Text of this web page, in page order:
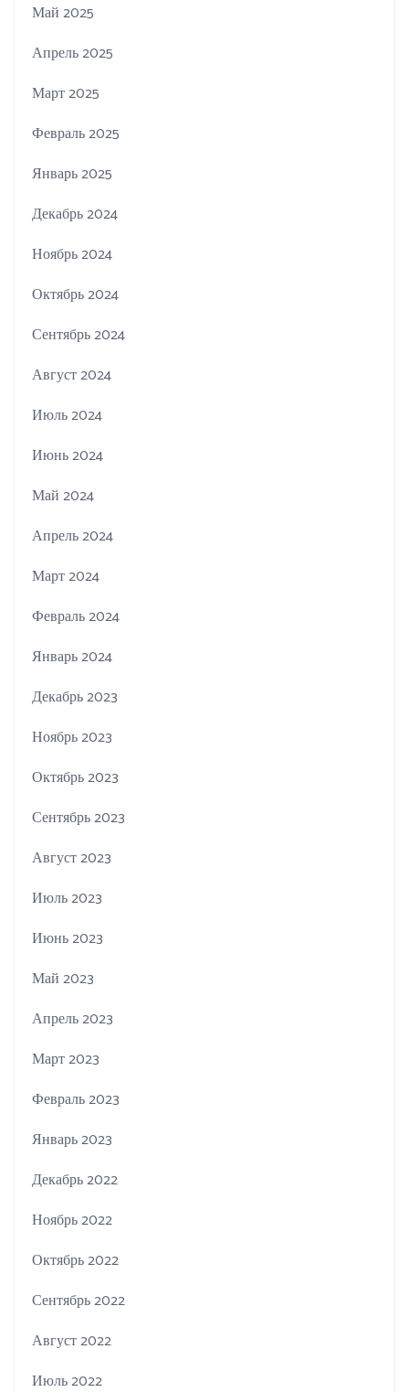
Май 2025
Апрель 2025
Март 2025
Февраль 2025
Январь 2025
Декабрь 2024
Ноябрь 2024
Октябрь 2024
Сентябрь 2024
Август 2024
Июль 2024
Июнь 2024
Май 2024
Апрель 2024
Март 2024
Февраль 2024
Январь 2024
Декабрь 2023
Ноябрь 2023
Октябрь 2023
Сентябрь 2023
Август 2023
Июль 2023
Июнь 2023
Май 2023
Апрель 2023
Март 2023
Февраль 2023
Январь 2023
Декабрь 2022
Ноябрь 2022
Октябрь 2022
Сентябрь 2022
Август 2022
Июль 2022